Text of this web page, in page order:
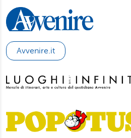
Avvenire.it